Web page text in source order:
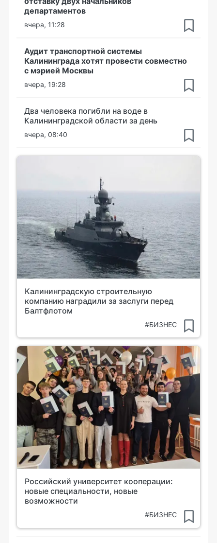
департаментов
вчера, 11:28
Аудит транспортной системы
Калининграда хотят провести совместно
с мэрией Москвы
вчера, 19:28
Два человека погибли на воде в
Калининградской области за день
вчера, 08:40
Калининградскую строительную
компанию наградили за заслуги перед
Балтфлотом
#БИЗНЕС
Российский университет кооперации:
новые специальности, новые
возможности
#БИЗНЕС